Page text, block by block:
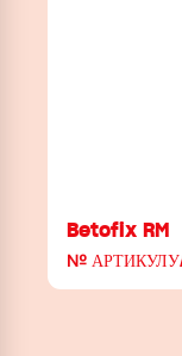
Betofix RM
№